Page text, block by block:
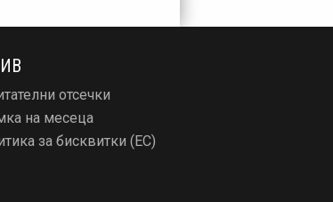
отсечки
на месеца
за бисквитки (ЕС)